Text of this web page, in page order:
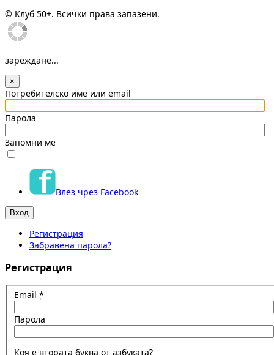
© Клуб 50+. Всички права запазени.
зареждане...
×
Потребителско име или email
Парола
Запомни ме
Влез чрез Facebook
Регистрация
Забравена парола?
Регистрация
Email *
Парола
Коя е втората буква от азбуката?